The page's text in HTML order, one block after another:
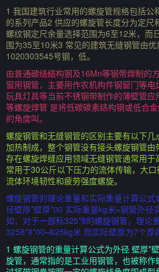
1 我国建筑行业常用的螺旋管规格包括
的系列产品2 供应的螺旋管长度分为定尺
螺纹钢定尺余量选择范围为6至12米，而
围为35至10米3 常见的建筑无缝钢管由
1020303545号钢，低。
由普通碳结结构钢及16Mn等钢带焊制的
窗用钢管，主要用作农机构件钢窗门等
玩具灯具等当前不锈钢带制作的薄壁管
等螺旋焊管 是将低碳碳素结构钢或低合
的角度叫。
螺旋钢管和无缝钢管的区别主要有以下
加热制成，整个钢管没有接头螺旋钢管由
存在螺旋焊缝应用领域无缝钢管通常用
常用于30公斤以下压力的流体传输，大
流体环境韧性和疲劳强度螺旋。
螺旋钢管的理论重量和实际重量计算公
径壁厚*壁厚*00 实际重量kg米=钢管外径
如，对于一部标325*8的螺旋钢管，理论
3258*8*00=625kg米 而实际壁厚为7个厚
1 螺旋钢管的重量计算公式为外径 壁厚*
旋管，通常指的是工业用钢管，也被称